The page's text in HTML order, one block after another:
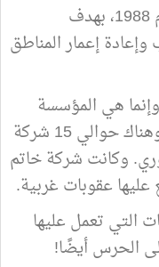
تأسست تلك المؤسسة بالتحديد عام 1988، بهدف
إعمار المناطق
هي المؤسسة
الأكبر التي ترتبط بالحرس الثوري. وهناك حوالي 15 شركة
وكانت شركة خاتم
عقوبات غربية.
التي تعمل عليها
الحرس أيضًا!